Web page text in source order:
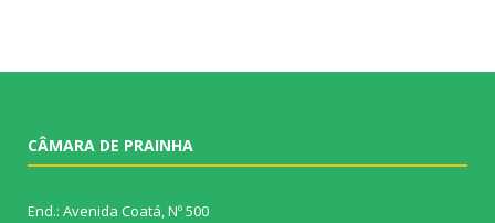
CÂMARA DE PRAINHA
End.: Avenida Coatá, Nº 500